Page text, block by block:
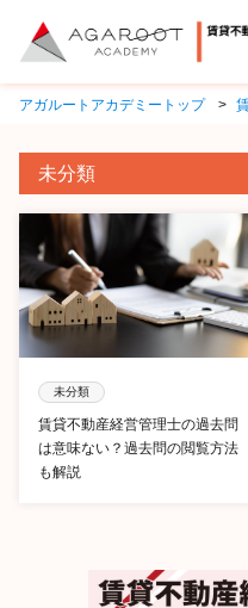
アガルートアカデミートップ
未分類
未分類
賃貸不動産経営管理士の過去問
は意味ない？過去問の閲覧方法
も解説